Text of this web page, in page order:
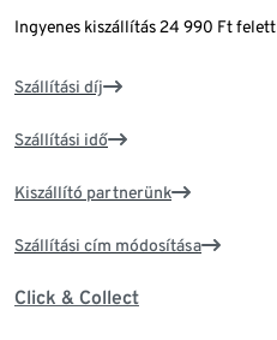
Ingyenes kiszállítás 24 990 Ft felett
Szállítási díj
Szállítási idő
Kiszállító partnerünk
Szállítási cím módosítása
Click & Collect